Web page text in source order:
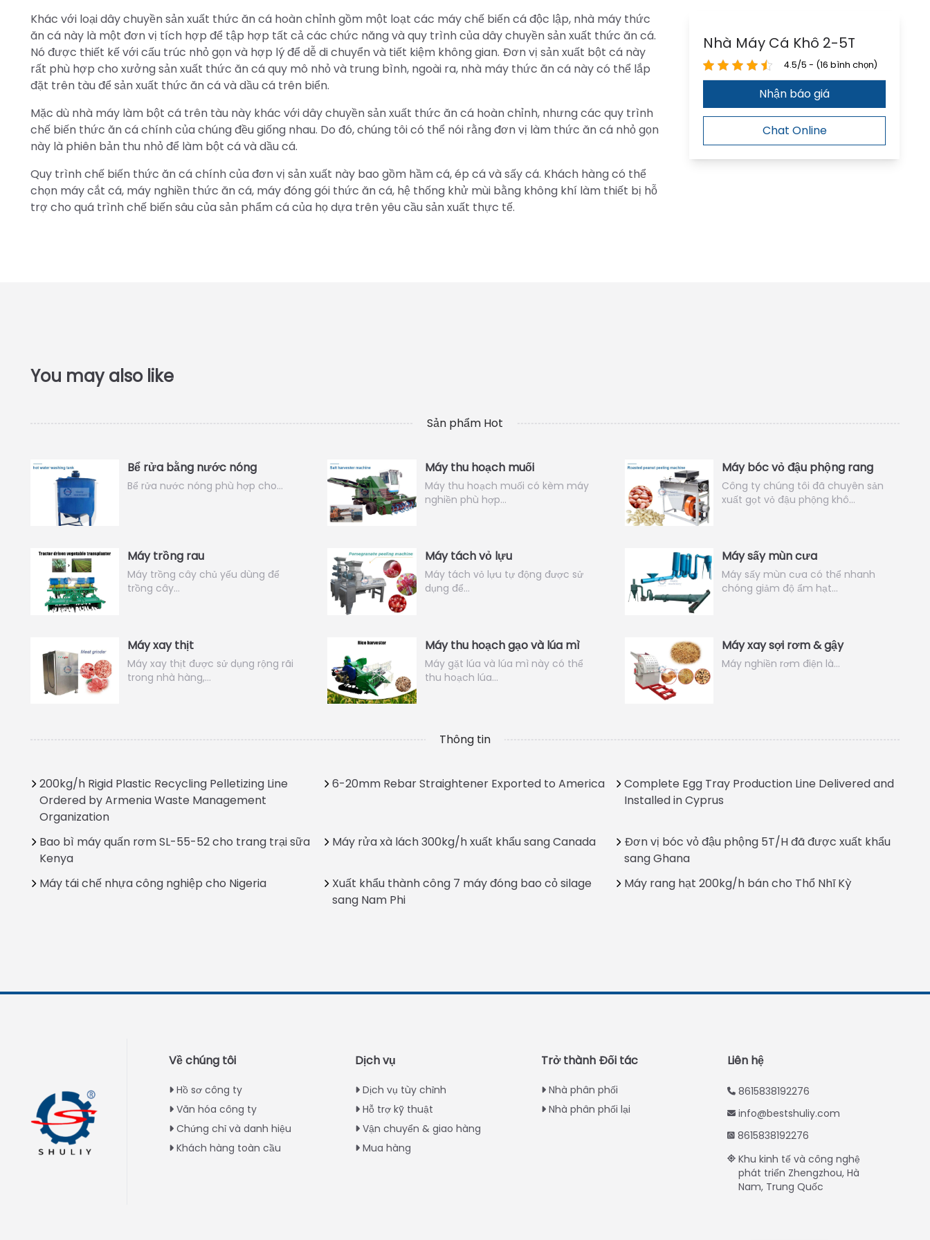
Khác với loại dây chuyền sản xuất thức ăn cá hoàn chỉnh gồm một loạt các máy chế biến cá độc lập, nhà máy thức
ăn cá này là một đơn vị tích hợp để tập hợp tất cả các chức năng và quy trình của dây chuyền sản xuất thức ăn cá.
Nó được thiết kế với cấu trúc nhỏ gọn và hợp lý để dễ di chuyển và tiết kiệm không gian. Đơn vị sản xuất bột cá này
rất phù hợp cho xưởng sản xuất thức ăn cá quy mô nhỏ và trung bình, ngoài ra, nhà máy thức ăn cá này có thể lắp
đặt trên tàu để sản xuất thức ăn cá và dầu cá trên biển.
Mặc dù nhà máy làm bột cá trên tàu này khác với dây chuyền sản xuất thức ăn cá hoàn chỉnh, nhưng các quy trình
chế biến thức ăn cá chính của chúng đều giống nhau. Do đó, chúng tôi có thể nói rằng đơn vị làm thức ăn cá nhỏ gọn
này là phiên bản thu nhỏ để làm bột cá và dầu cá.
Quy trình chế biến thức ăn cá chính của đơn vị sản xuất này bao gồm hầm cá, ép cá và sấy cá. Khách hàng có thể
chọn máy cắt cá, máy nghiền thức ăn cá, máy đóng gói thức ăn cá, hệ thống khử mùi bằng không khí làm thiết bị hỗ
trợ cho quá trình chế biến sâu của sản phẩm cá của họ dựa trên yêu cầu sản xuất thực tế.
Nhà Máy Cá Khô 2-5T
4.5/5 - (16 bình chọn)
Nhận báo giá
Chat Online
Sản phẩm Hot
Bể rửa bằng nước nóng
Bể rửa nước nóng phù hợp cho…
Máy thu hoạch muối
Máy thu hoạch muối có kèm máy
nghiền phù hợp…
Máy bóc vỏ đậu phộng rang
Công ty chúng tôi đã chuyên sản
xuất gọt vỏ đậu phộng khô…
Máy trồng rau
Máy trồng cây chủ yếu dùng để
trồng cây…
Máy tách vỏ lựu
Máy tách vỏ lựu tự động được sử
dụng để…
Máy sấy mùn cưa
Máy sấy mùn cưa có thể nhanh
chóng giảm độ ẩm hạt…
Máy xay thịt
Máy xay thịt được sử dụng rộng rãi
trong nhà hàng,…
Máy thu hoạch gạo và lúa mì
Máy gặt lúa và lúa mì này có thể
thu hoạch lúa…
Máy xay sợi rơm & gậy
Máy nghiền rơm điện là…
Thông tin
200kg/h Rigid Plastic Recycling Pelletizing Line
Ordered by Armenia Waste Management
Organization
6-20mm Rebar Straightener Exported to America
Complete Egg Tray Production Line Delivered and
Installed in Cyprus
Bao bì máy quấn rơm SL-55-52 cho trang trại sữa
Kenya
Máy rửa xà lách 300kg/h xuất khẩu sang Canada
Đơn vị bóc vỏ đậu phộng 5T/H đã được xuất khẩu
sang Ghana
Máy tái chế nhựa công nghiệp cho Nigeria
Xuất khẩu thành công 7 máy đóng bao cỏ silage
sang Nam Phi
Máy rang hạt 200kg/h bán cho Thổ Nhĩ Kỳ
Về chúng tôi
Hồ sơ công ty
Văn hóa công ty
Chứng chỉ và danh hiệu
Khách hàng toàn cầu
Dịch vụ
Dịch vụ tùy chỉnh
Hỗ trợ kỹ thuật
Vận chuyển & giao hàng
Mua hàng
Trở thành Đối tác
Nhà phân phối
Nhà phân phối lại
Liên hệ
8615838192276
info@bestshuliy.com
8615838192276
Khu kinh tế và công nghệ
phát triển Zhengzhou, Hà
Nam, Trung Quốc
French
German
Italian